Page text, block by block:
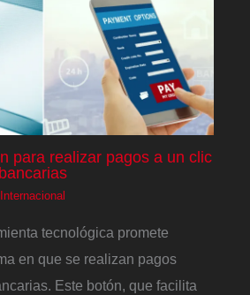
para realizar pagos a un clic
Internacional
tecnológica promete
en que se realizan pagos
Este botón, que facilita